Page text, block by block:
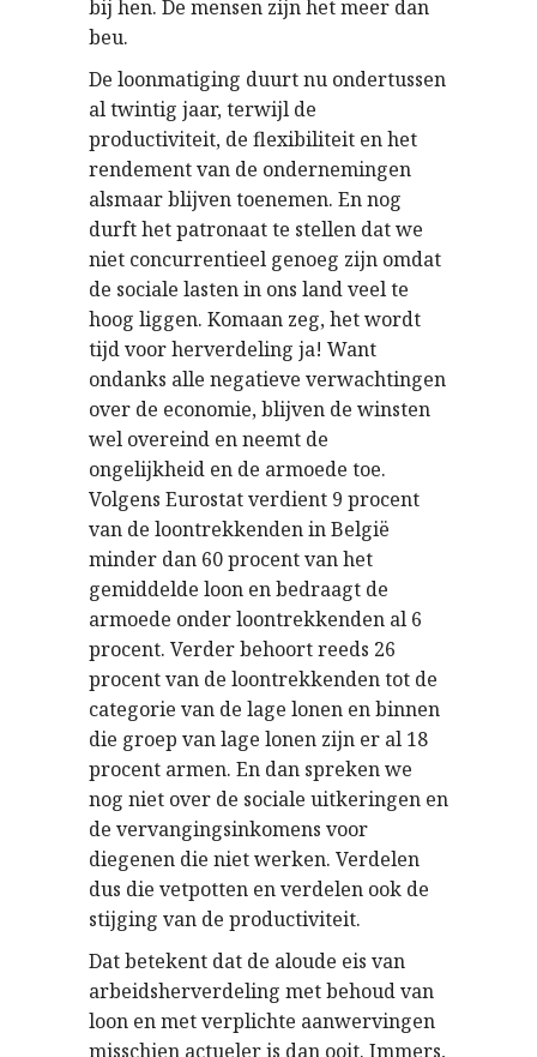
bij hen. De mensen zijn het meer dan
beu.
De loonmatiging duurt nu ondertussen
al twintig jaar, terwijl de
productiviteit, de flexibiliteit en het
rendement van de ondernemingen
alsmaar blijven toenemen. En nog
durft het patronaat te stellen dat we
niet concurrentieel genoeg zijn omdat
de sociale lasten in ons land veel te
hoog liggen. Komaan zeg, het wordt
tijd voor herverdeling ja! Want
ondanks alle negatieve verwachtingen
over de economie, blijven de winsten
wel overeind en neemt de
ongelijkheid en de armoede toe.
Volgens Eurostat verdient 9 procent
van de loontrekkenden in België
minder dan 60 procent van het
gemiddelde loon en bedraagt de
armoede onder loontrekkenden al 6
procent. Verder behoort reeds 26
procent van de loontrekkenden tot de
categorie van de lage lonen en binnen
die groep van lage lonen zijn er al 18
procent armen. En dan spreken we
nog niet over de sociale uitkeringen en
de vervangingsinkomens voor
diegenen die niet werken. Verdelen
dus die vetpotten en verdelen ook de
stijging van de productiviteit.
Dat betekent dat de aloude eis van
arbeidsherverdeling met behoud van
loon en met verplichte aanwervingen
misschien actueler is dan ooit. Immers,